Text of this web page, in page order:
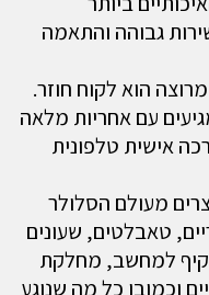
גבוהה והתאמה
הוא לקוח חוזר.
עם אחריות מלאה
אישית טלפונית
מעולם הסלולר
טאבלטים, שעונים
למחשב, מחלקת
וכמובן כל מה שנוגע